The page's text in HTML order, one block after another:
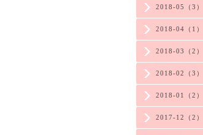
2018-05（3）
2018-04（1）
2018-03（2）
2018-02（3）
2018-01（2）
2017-12（2）